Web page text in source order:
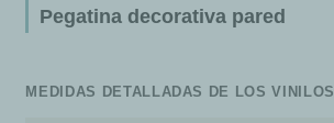
Pegatina decorativa pared
MEDIDAS DETALLADAS DE LOS VINILOS